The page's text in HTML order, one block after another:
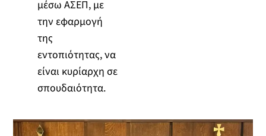
μέσω ΑΣΕΠ, με
την εφαρμογή
της
εντοπιότητας, να
είναι κυρίαρχη σε
σπουδαιότητα.